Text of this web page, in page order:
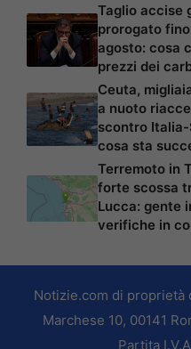
Taglio accise
prorogato
agosto: cosa
prezzi dei
Ceuta,
a nuoto
scontro Italia-
cosa sta
Terremoto in
forte scossa
Lucca: gente
verifiche in
Notizie.com di proprietà
Marchese 10, 00141
Partita